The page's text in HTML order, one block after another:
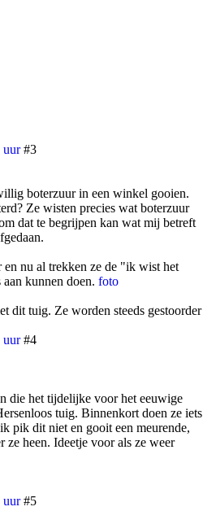
uur #3
boterzuur in een winkel gooien.
Ze wisten precies wat boterzuur
dat te begrijpen kan wat mij betreft
en nu al trekken ze de "ik wist het
kunnen doen. foto
dit tuig. Ze worden steeds gestoorder
uur #4
die het tijdelijke voor het eeuwige
tuig. Binnenkort doen ze iets
pik dit niet en gooit een meurende,
heen. Ideetje voor als ze weer
uur #5